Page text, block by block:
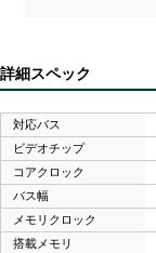
詳細スペック
対応バス
ビデオチップ
コアクロック
バス幅
メモリクロック
搭載メモリ